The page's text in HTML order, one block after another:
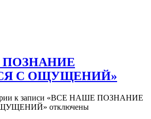
ПОЗНАНИЕ
С ОЩУЩЕНИЙ»
к записи «ВСЕ НАШЕ ПОЗНАНИЕ
отключены